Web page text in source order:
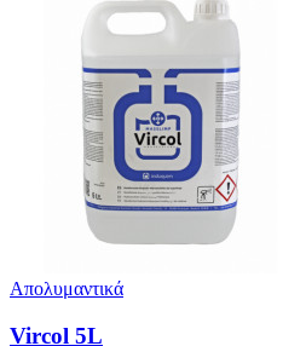
Απολυμαντικά
Vircol 5L